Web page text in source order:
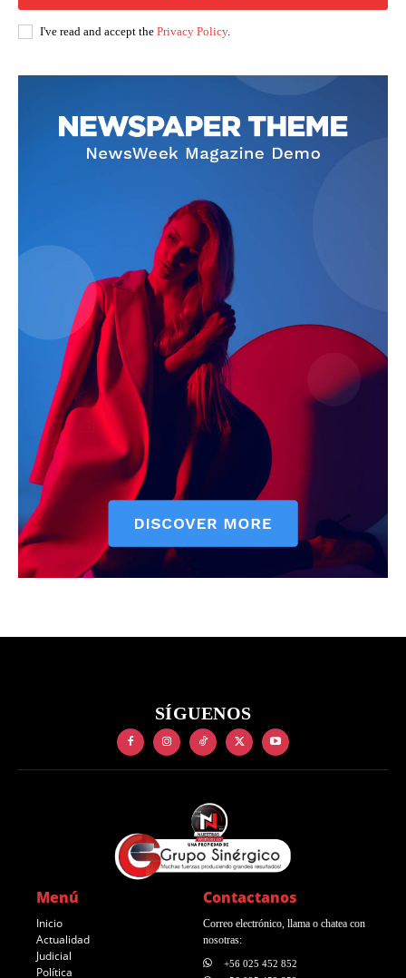
I've read and accept the Privacy Policy.
SÍGUENOS
Menú
Inicio
Actualidad
Judicial
Política
Contactanos
Correo electrónico, llama o chatea con
nosotras:
+56 025 452 852